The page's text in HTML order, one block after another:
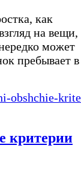
как
на вещи,
может
пребывает в
критерии